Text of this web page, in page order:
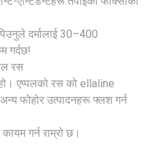
दर्मालाई 30–400
गर्दछ!
रस
एप्पलको रस को ellaline
फोहोर उत्पादनहरू फ्लश गर्न
गर्न राम्रो छ।